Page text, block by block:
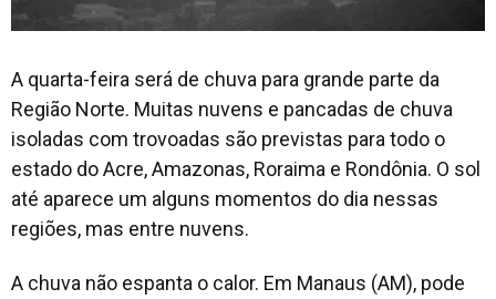
A quarta-feira será de chuva para grande parte da
Região Norte. Muitas nuvens e pancadas de chuva
isoladas com trovoadas são previstas para todo o
estado do Acre, Amazonas, Roraima e Rondônia. O sol
até aparece um alguns momentos do dia nessas
regiões, mas entre nuvens.
A chuva não espanta o calor. Em Manaus (AM), pode